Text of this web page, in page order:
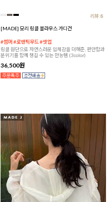
리뷰:8
[MADE] 모리 링클 블라우스 가디건
#썸머 #로맨틱무드 #셋업
링클 원단으로 자연스러운 입체감을 더해준, 편안함과
분위기를 함께 챙길 수 있는 만능템 (3color)
36,500원